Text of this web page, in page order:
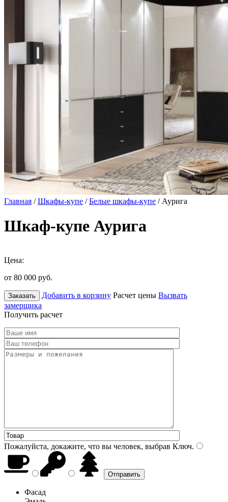
Главная /Шкафы-купе /Белые шкафы-купе / Аурига
Шкаф-купе Аурига
Цена:
от 80 000 руб.
Заказать Добавить в корзину Расчет цены Вызвать
замерщика
Получить расчет
Пожалуйста, докажите, что вы человек, выбрав Ключ.
Фасад